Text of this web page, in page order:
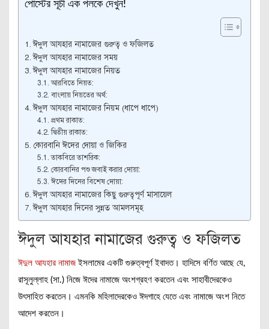
পোস্টের সূচী এক পলকে দেখুন!
ঈদুল আযহার নামাজের গুরুত্ব ও ফজিলত
ঈদুল আযহার নামাজের সময়
ঈদুল আযহার নামাজের নিয়ত
আরবিতে নিয়ত:
বাংলায় নিয়তের অর্থ:
ঈদুল আযহার নামাজের নিয়ম (ধাপে ধাপে)
প্রথম রাকাত:
দ্বিতীয় রাকাত:
কোরবানি ঈদের দোয়া ও জিকির
তাকবিরে তাশরিক:
কোরবানির পশু জবাই করার দোয়া:
ঈদের দিনের বিশেষ দোয়া:
ঈদুল আযহার নামাজের কিছু গুরুত্বপূর্ণ মাসায়েল
ঈদুল আযহার দিনের সুন্নত আমলসমূহ
ঈদুল আযহার নামাজের গুরুত্ব ও ফজিলত
ঈদুল আযহার নামাজ ইসলামের একটি গুরুত্বপূর্ণ ইবাদত। হাদিসে বর্ণিত আছে যে,
রাসূলুল্লাহ (সা.) নিজে ঈদের নামাজে অংশগ্রহণ করতেন এবং সাহাবীদেরকেও
উৎসাহিত করতেন। এমনকি মহিলাদেরকেও ঈদগাহে যেতে এবং নামাজে অংশ নিতে
আদেশ করতেন।